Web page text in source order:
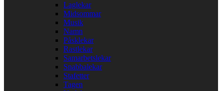
Laglekar
Midsommar
Musik
Namn
Påsklekar
Rastlekar
Samarbetslekar
Snabbalekar
Stafetter
Tagen